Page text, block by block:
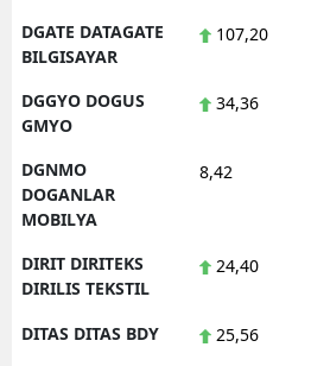
DGATE DATAGATE
BILGISAYAR
107,20
DGGYO DOGUS
GMYO
34,36
DGNMO
DOGANLAR
MOBILYA
8,42
DIRIT DIRITEKS
DIRILIS TEKSTIL
24,40
DITAS DITAS BDY 25,56